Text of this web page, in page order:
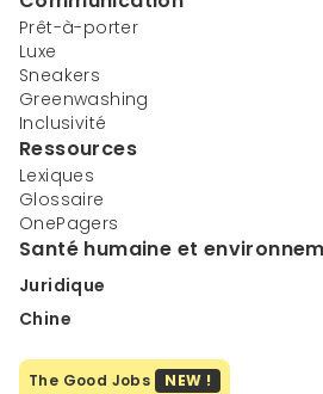
Prêt-à-porter
Luxe
Sneakers
Greenwashing
Inclusivité
Ressources
Lexiques
Glossaire
OnePagers
Santé humaine et
Juridique
Chine
The Good Jobs NEW !